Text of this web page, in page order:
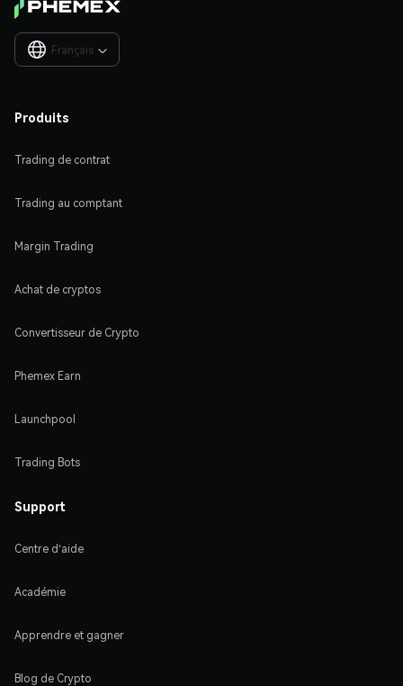
Français 
Produits
Trading de contrat
Trading au comptant
Margin Trading
Achat de cryptos
Convertisseur de Crypto
Phemex Earn
Launchpool
Trading Bots
Support
Centre d'aide
Académie
Apprendre et gagner
Blog de Crypto